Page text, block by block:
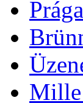
Prága